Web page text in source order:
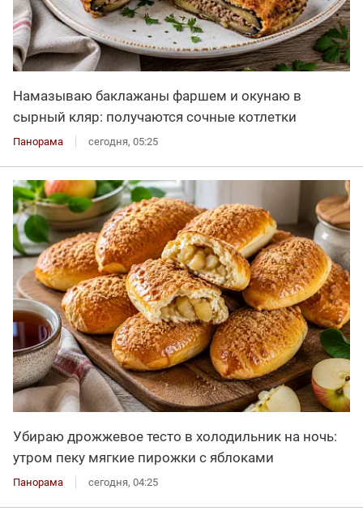
Намазываю баклажаны фаршем и окунаю в
сырный кляр: получаются сочные котлетки
Панорама сегодня, 05:25
Убираю дрожжевое тесто в холодильник на ночь:
утром пеку мягкие пирожки с яблоками
Панорама сегодня, 04:25